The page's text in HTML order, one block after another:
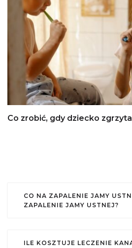
Co zrobić, gdy dziecko
CO NA ZAPALENIE JAMY
ZAPALENIE JAMY USTNEJ?
ILE KOSZTUJE LECZENIE